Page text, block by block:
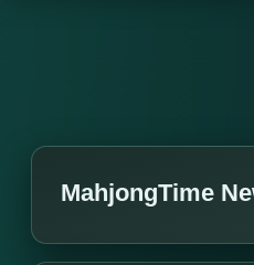
MahjongTime